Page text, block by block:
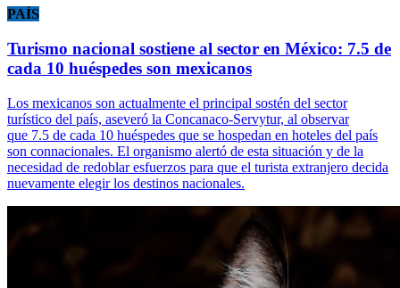
PAÍS
Turismo nacional sostiene al sector en México: 7.5 de
cada 10 huéspedes son mexicanos
Los mexicanos son actualmente el principal sostén del sector
turístico del país, aseveró la Concanaco-Servytur, al observar
que 7.5 de cada 10 huéspedes que se hospedan en hoteles del país
son connacionales. El organismo alertó de esta situación y de la
necesidad de redoblar esfuerzos para que el turista extranjero decida
nuevamente elegir los destinos nacionales.